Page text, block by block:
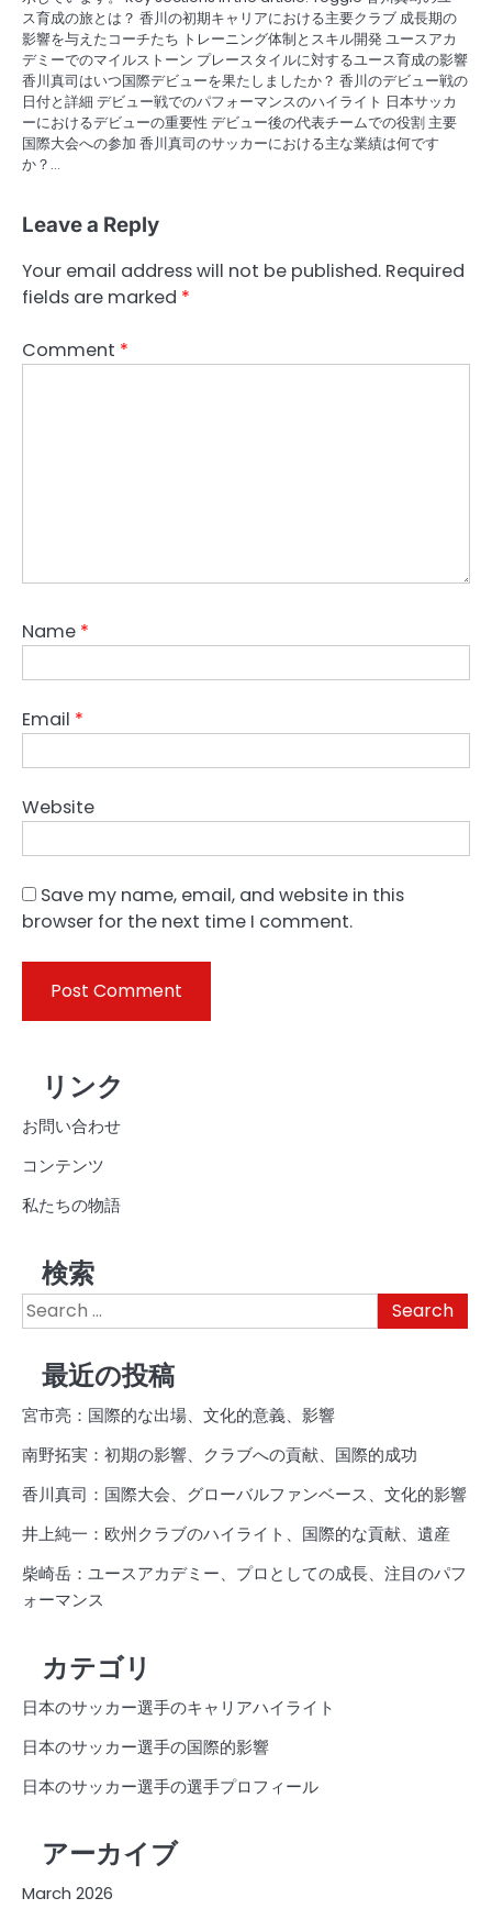
ス育成の旅とは？ 香川の初期キャリアにおける主要クラブ 成長期の
影響を与えたコーチたち トレーニング体制とスキル開発 ユースアカ
デミーでのマイルストーン プレースタイルに対するユース育成の影響
香川真司はいつ国際デビューを果たしましたか？ 香川のデビュー戦の
日付と詳細 デビュー戦でのパフォーマンスのハイライト 日本サッカ
ーにおけるデビューの重要性 デビュー後の代表チームでの役割 主要
国際大会への参加 香川真司のサッカーにおける主な業績は何です
か？…
Leave a Reply
Your email address will not be published. Required
fields are marked *
Comment *
Name *
Email *
Website
Save my name, email, and website in this
browser for the next time I comment.
リンク
お問い合わせ
コンテンツ
私たちの物語
検索
Search
for:
最近の投稿
宮市亮：国際的な出場、文化的意義、影響
南野拓実：初期の影響、クラブへの貢献、国際的成功
香川真司：国際大会、グローバルファンベース、文化的影響
井上純一：欧州クラブのハイライト、国際的な貢献、遺産
柴崎岳：ユースアカデミー、プロとしての成長、注目のパフ
ォーマンス
カテゴリ
日本のサッカー選手のキャリアハイライト
日本のサッカー選手の国際的影響
日本のサッカー選手の選手プロフィール
アーカイブ
March 2026